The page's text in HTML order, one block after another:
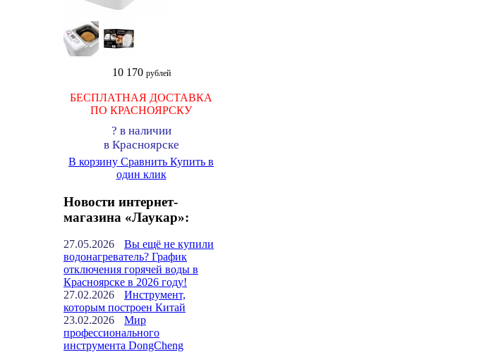
10 170 рублей
БЕСПЛАТНАЯ ДОСТАВКА
ПО КРАСНОЯРСКУ
? в наличии
в Красноярске
В корзину Сравнить Купить в
один клик
Новости интернет-
магазина «Лаукар»:
27.05.2026
Вы ещё не купили
водонагреватель? График
отключения горячей воды в
Красноярске в 2026 году!
27.02.2026
Инструмент,
которым построен Китай
23.02.2026
Мир
профессионального
инструмента DongCheng